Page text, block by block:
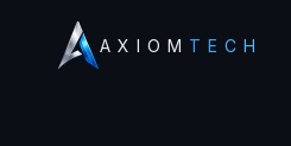
AXIOM TECH